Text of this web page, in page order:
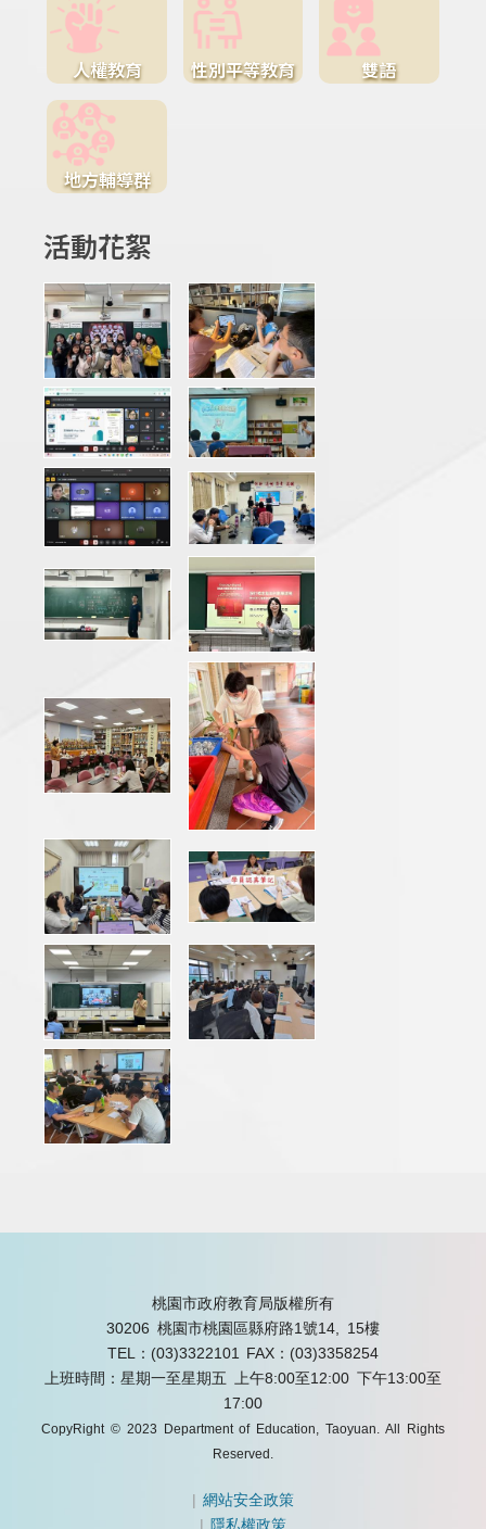
人權教育 性別平等教育 雙語
地方輔導群
活動花絮
桃園市政府教育局版權所有
30206 桃園市桃園區縣府路1號14, 15樓
TEL：(03)3322101
FAX：(03)3358254
上班時間：星期一至星期五 上午8:00至12:00 下午13:00至
17:00
CopyRight © 2023 Department of Education, Taoyuan. All Rights
Reserved.
|網站安全政策
| 隱私權政策